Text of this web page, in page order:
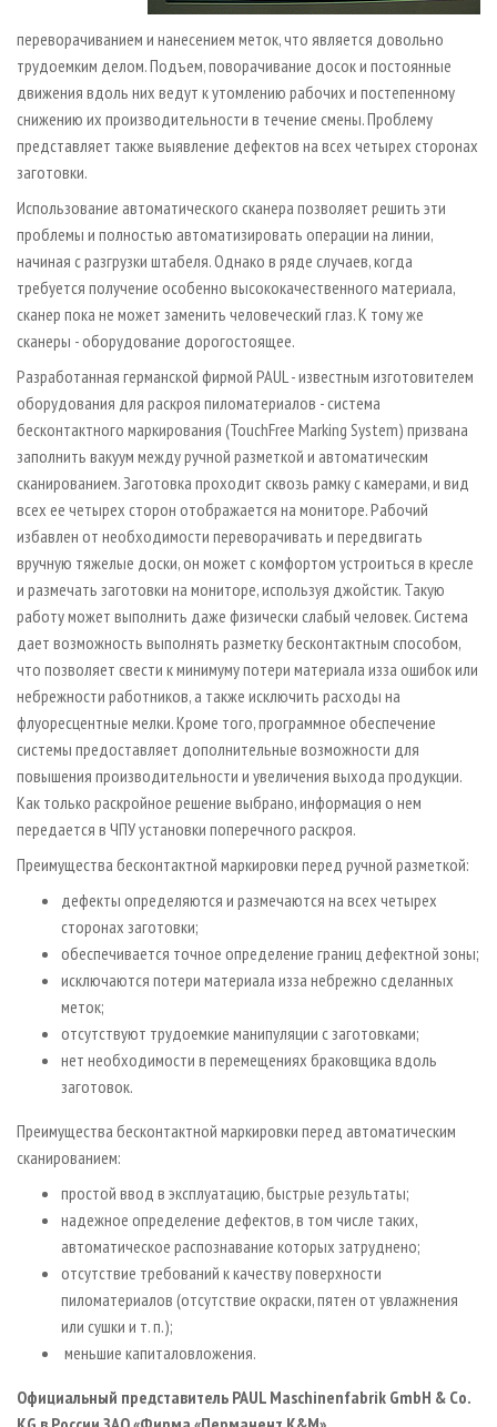
переворачиванием и нанесением меток, что является довольно
трудоемким делом. Подъем, поворачивание досок и постоянные
движения вдоль них ведут к утомлению рабочих и постепенному
снижению их производительности в течение смены. Проблему
представляет также выявление дефектов на всех четырех сторонах
заготовки.
Использование автоматического сканера позволяет решить эти
проблемы и полностью автоматизировать операции на линии,
начиная с разгрузки штабеля. Однако в ряде случаев, когда
требуется получение особенно высококачественного материала,
сканер пока не может заменить человеческий глаз. К тому же
сканеры - оборудование дорогостоящее.
Разработанная германской фирмой PAUL - известным изготовителем
оборудования для раскроя пиломатериалов - система
бесконтактного маркирования (Touch­Free Marking System) призвана
заполнить вакуум между ручной разметкой и автоматическим
сканированием. Заготовка проходит сквозь рамку с камерами, и вид
всех ее четырех сторон отображается на мониторе. Рабочий
избавлен от необходимости переворачивать и передвигать
вручную тяжелые доски, он может с комфортом устроиться в кресле
и размечать заготовки на мониторе, используя джойстик. Такую
работу может выполнить даже физически слабый человек. Система
дает возможность выполнять разметку бесконтактным способом,
что позволяет свести к минимуму потери материала из­за ошибок или
небрежности работников, а также исключить расходы на
флуоресцентные мелки. Кроме того, программное обеспечение
системы предоставляет дополнительные возможности для
повышения производительности и увеличения выхода продукции.
Как только раскройное решение выбрано, информация о нем
передается в ЧПУ установки поперечного раскроя.
Преимущества бесконтактной маркировки перед ручной разметкой:
дефекты определяются и размечаются на всех четырех
сторонах заготовки;
обеспечивается точное определение границ дефектной зоны;
исключаются потери материала из­за небрежно сделанных
меток;
отсутствуют трудоемкие манипуляции с заготовками;
нет необходимости в перемещениях браковщика вдоль
заготовок.
Преимущества бесконтактной маркировки перед автоматическим
сканированием:
простой ввод в эксплуатацию, быстрые результаты;
надежное определение дефектов, в том числе таких,
автоматическое распознавание которых затруднено;
отсутствие требований к качеству поверхности
пиломатериалов (отсутствие окраски, пятен от увлажнения
или сушки и т. п.);
меньшие капиталовложения.
Официальный представитель PAUL Maschinenfabrik GmbH & Co.